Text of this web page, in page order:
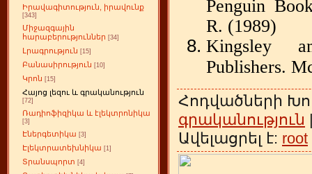
Իրավագիտություն, իրավունք
[343]
Միջազգային
հարաբերություններ [34]
Լրագրություն [15]
Բանասիրություն [10]
Կրոն [15]
Հայոց լեզու և գրականություն
[72]
Ռադիոֆիզիկա և էլեկտրոնիկա
[3]
Էներգետիկա [3]
Էլեկտրատեխնիկա [1]
Տրանսպորտ [4]
Penguin
R. (1989)
Kingsley
Publishers.
Հոդվածների
գրականություն
Ավելացրել է: root